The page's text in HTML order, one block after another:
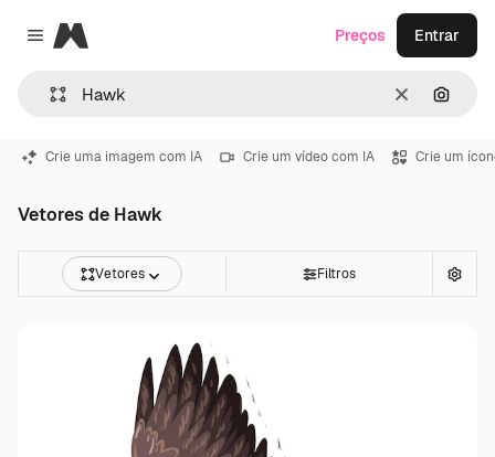
Close menu
Magnific
Limpar
Preços Entrar
Crie uma imagem com IA Crie um vídeo com IA Crie um
Vetores de Hawk
Vetores Filtros